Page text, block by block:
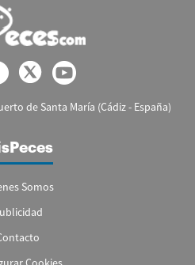
de Santa María (Cádiz - España)
Somos